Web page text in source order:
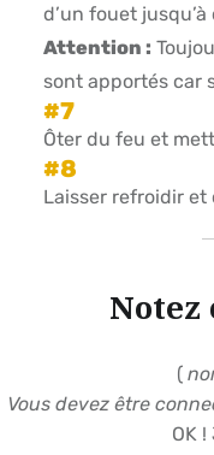
d’un fouet
Attention :
sont apportés car
Ôter du feu et
Laisser refroidir et
Notez
(
Vous devez être
OK